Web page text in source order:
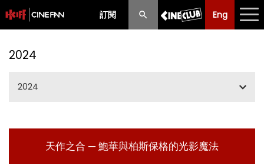
訂閱 Eng
Eng 中文
購票須知
2024
2024
五、六、七月節目
天作之合 ─ 鮑華與柏斯保格的光影魔法